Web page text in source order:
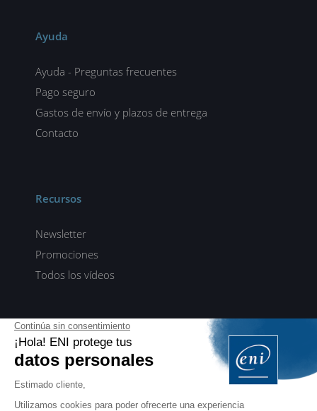
Ayuda
Ayuda - Preguntas frecuentes
Pago seguro
Gastos de envío y plazos de entrega
Contacto
Recursos
Newsletter
Promociones
Todos los vídeos
ENI elearning
E-formaciones en 5 idiomas
ES FR